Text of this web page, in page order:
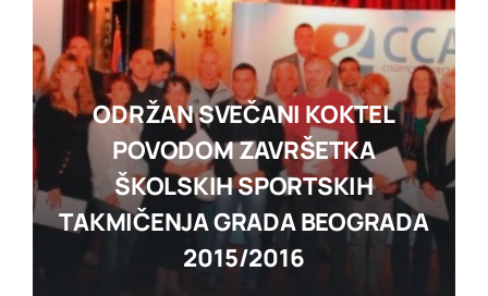
ODRŽAN SVEČANI KOKTEL
POVODOM ZAVRŠETKA
ŠKOLSKIH SPORTSKIH
TAKMIČENJA GRADA BEOGRADA
2015/2016